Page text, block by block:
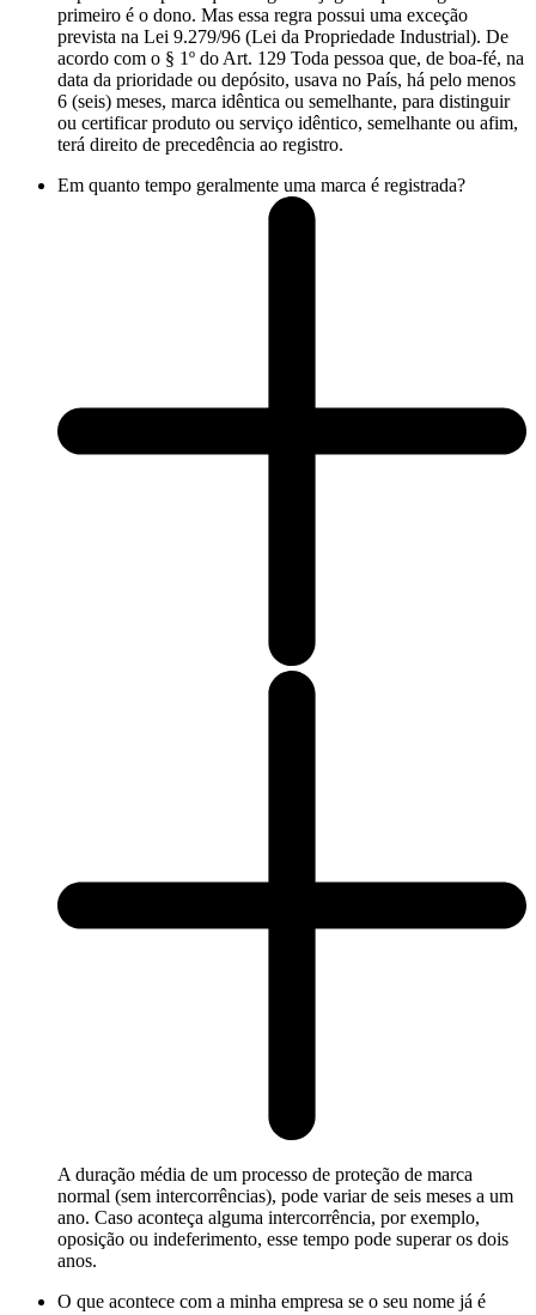
primeiro é o dono. Mas essa regra possui uma exceção
prevista na Lei 9.279/96 (Lei da Propriedade Industrial). De
acordo com o § 1º do Art. 129 Toda pessoa que, de boa-fé, na
data da prioridade ou depósito, usava no País, há pelo menos
6 (seis) meses, marca idêntica ou semelhante, para distinguir
ou certificar produto ou serviço idêntico, semelhante ou afim,
terá direito de precedência ao registro.
Em quanto tempo geralmente uma marca é registrada?
A duração média de um processo de proteção de marca
normal (sem intercorrências), pode variar de seis meses a um
ano. Caso aconteça alguma intercorrência, por exemplo,
oposição ou indeferimento, esse tempo pode superar os dois
anos.
O que acontece com a minha empresa se o seu nome já é